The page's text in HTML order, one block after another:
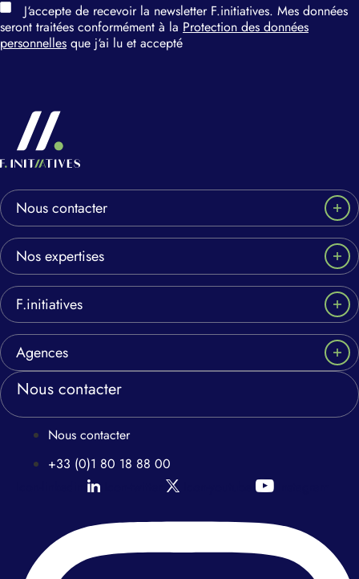
J‘accepte de recevoir la newsletter F.initiatives. Mes données
seront traitées conformément à la Protection des données
personnelles que j‘ai lu et accepté
Nous contacter
Nos expertises
F.initiatives
Agences
Nous contacter
Nous contacter
+33 (0)1 80 18 88 00